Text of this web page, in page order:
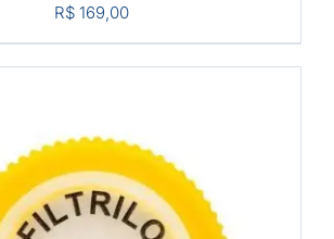
R$169,00